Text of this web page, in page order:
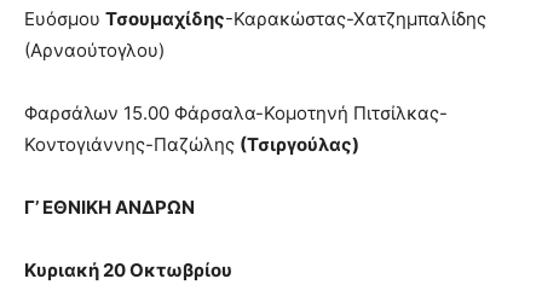
Ευόσμου Τσουμαχίδης-Καρακώστας-Χατζημπαλίδης
(Αρναούτογλου)
Φαρσάλων 15.00 Φάρσαλα-Κομοτηνή Πιτσίλκας-
Κοντογιάννης-Παζώλης (Τσιργούλας)
Γ’ ΕΘΝΙΚΗ ΑΝΔΡΩΝ
Κυριακή 20 Οκτωβρίου